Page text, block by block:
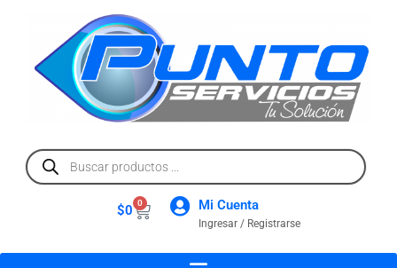
$0 0 Mi Cuenta
Ingresar / Registrarse